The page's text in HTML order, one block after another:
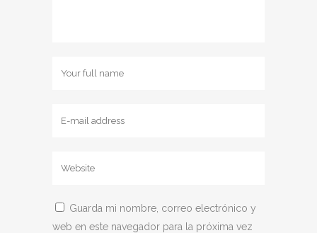
Guarda mi nombre, correo electrónico y
web en este navegador para la próxima vez